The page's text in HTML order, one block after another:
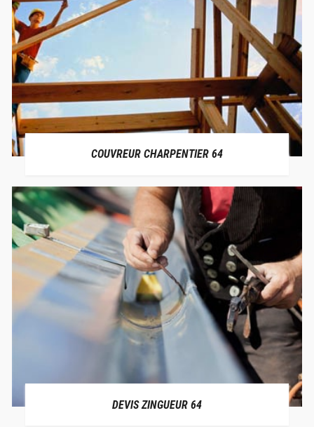
COUVREUR CHARPENTIER 64
DEVIS ZINGUEUR 64